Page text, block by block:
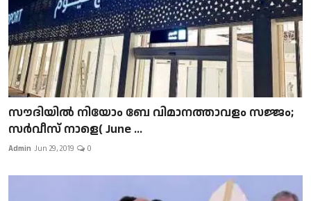
സൗദിയിൽ നിയോം ബേ വിമാനത്താവളം സജ്ജം;
സർവീസ് നാളെ( June ...
Admin Jun 29, 2019 0